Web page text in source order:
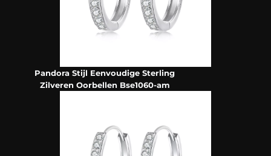
Pandora Stijl Eenvoudige Sterling
Zilveren Oorbellen Bse1060-am